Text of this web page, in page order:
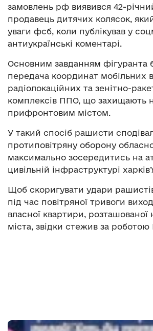
замовлень рф виявився 42-
продавець дитячих колясок,
уваги фсб, коли публікував у
антиукраїнські коментарі.
Основним завданням фігуранта
передача координат мобільних
радіолокаційних та зенітно-
комплексів ППО, що захищають
прифронтовим містом.
У такий спосіб рашисти
протиповітряну оборону
максимально зосередитись на
цивільній інфраструктурі
Щоб скоригувати удари
під час повітряної тривоги
власної квартири, розташованої
міста, звідки стежив за